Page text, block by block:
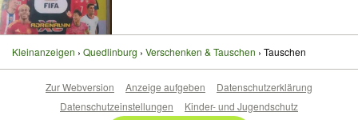
Kleinanzeigen Quedlinburg Verschenken & Tauschen Tauschen
Zur Webversion Anzeige aufgeben
Datenschutzerklärung
Datenschutzeinstellungen
Kinder- und Jugendschutz